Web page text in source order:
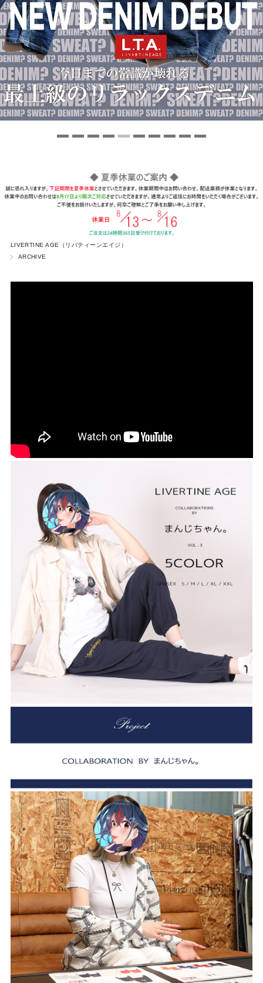
LIVERTINE AGE（リバティーンエイジ）
ARCHIVE